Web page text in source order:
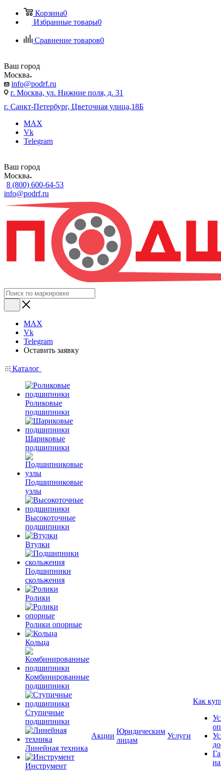
Корзина0
Избранные товары0
Сравнение товаров0
Ваш город
Москва
info@podrf.ru
г. Москва, ул. Нижние поля, д. 31
г. Санкт-Петербург, Цветочная улица,18Б
MAX
Vk
Telegram
Ваш город
Москва
8 (800) 600-64-53
info@podrf.ru
MAX
Vk
Telegram
Оставить заявку
Каталог
Роликовые
подшипники
Шариковые
подшипники
Подшипниковые
узлы
Высокоточные
подшипники
Втулки
Подшипники
скольжения
Ролики
Ролики опорные
Кольца
Комбинированные
подшипники
Ступичные
подшипники
Линейная техника
Инструмент
Акции
Юридическим
лицам
Услуги
Как